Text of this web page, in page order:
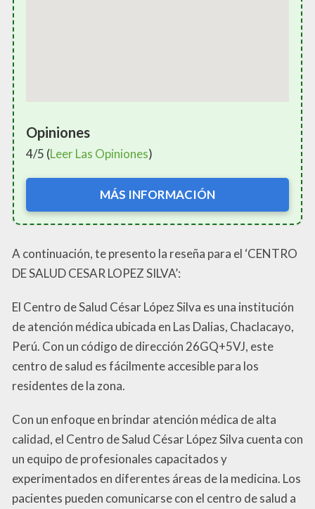
Opiniones
4/5 (Leer Las Opiniones)
MÁS INFORMACIÓN
A continuación, te presento la reseña para el ‘CENTRO
DE SALUD CESAR LOPEZ SILVA’:
El Centro de Salud César López Silva es una institución
de atención médica ubicada en Las Dalias, Chaclacayo,
Perú. Con un código de dirección 26GQ+5VJ, este
centro de salud es fácilmente accesible para los
residentes de la zona.
Con un enfoque en brindar atención médica de alta
calidad, el Centro de Salud César López Silva cuenta con
un equipo de profesionales capacitados y
experimentados en diferentes áreas de la medicina. Los
pacientes pueden comunicarse con el centro de salud a